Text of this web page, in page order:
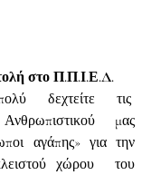
στο Π.Π.Ι.Ε.Δ.
δεχτείτε τις
μας
αγάπης» για την
χώρου  του